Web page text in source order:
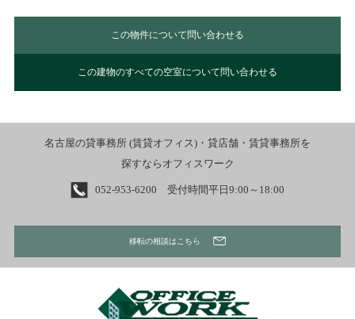
この物件について問い合わせる
この建物のすべての空室について問い合わせる
名古屋の貸事務所 (賃貸オフィス)・貸店舗・賃貸事務所を
探すならオフィスワーク
052-953-6200 受付時間平日9:00～18:00
移転の相談はこちら